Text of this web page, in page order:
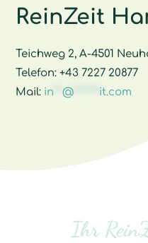
ReinZeit
Teichweg 2, A-4501
Telefon: +43 7227 20877
Mail: in **@ it.com
Ihr